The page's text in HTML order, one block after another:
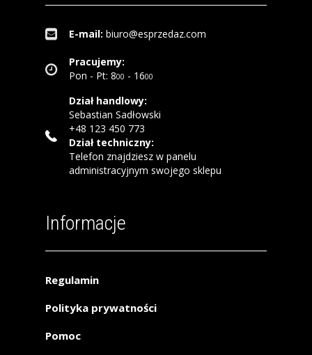
E-mail: biuro@esprzedaz.com
Pracujemy:
Pon - Pt: 800 - 1600
Dział handlowy:
Sebastian Sadłowski
+48 123 450 773
Dział techniczny:
Telefon znajdziesz w panelu
administracyjnym swojego sklepu
Informacje
Regulamin
Polityka prywatności
Pomoc